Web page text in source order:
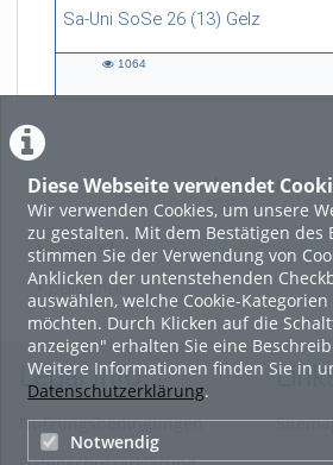
Diese Webseite verwendet
Wir verwenden Cookies, um unsere
zu gestalten. Mit dem Bestätigen des
stimmen Sie der Verwendung von
Anklicken der untenstehenden
auswählen, welche Cookie-Kategorien
möchten. Durch Klicken auf die
anzeigen" erhalten Sie eine
Weitere Informationen finden Sie in
Datenschutzerklärung.
Notwendig
Sa-Uni SoSe 26 (13) Gelz
55:13 duration
1064
LADE MEHR
Featured
Beliebtheit
Legal Info
Nutzungsbedingungen